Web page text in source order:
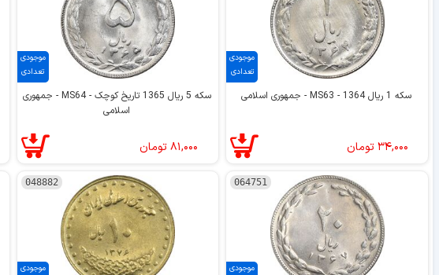
موجودی
تعدادی
سکه 1 ریال 1364 - MS63 - جمهوری اسلامی
۳۴,۰۰۰تومان
موجودی
تعدادی
سکه 5 ریال 1365 تاریخ کوچک - MS64 - جمهوری
اسلامی
۸۱,۰۰۰ تومان
موجودی
064751
موجودی
048882